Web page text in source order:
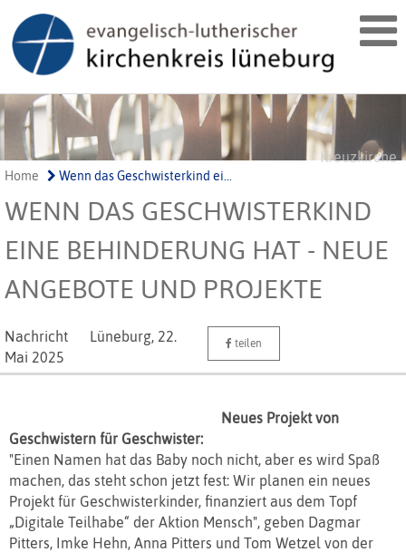
Kreuzkirche
Home Wenn das Geschwisterkind ei...
WENN DAS GESCHWISTERKIND
EINE BEHINDERUNG HAT - NEUE
ANGEBOTE UND PROJEKTE
Nachricht Lüneburg, 22.
Mai 2025
teilen
Neues Projekt von
Geschwistern für Geschwister:
"Einen Namen hat das Baby noch nicht, aber es wird Spaß
machen, das steht schon jetzt fest: Wir planen ein neues
Projekt für Geschwisterkinder, finanziert aus dem Topf
„Digitale Teilhabe“ der Aktion Mensch", geben Dagmar
Pitters, Imke Hehn, Anna Pitters und Tom Wetzel von der